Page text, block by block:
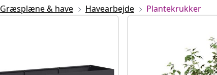
Græsplæne & have Havearbejde Plantekrukker